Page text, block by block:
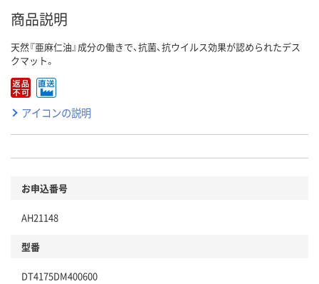
商品説明
天然『亜麻仁油』成分の働きで、抗菌、抗ウイルス効果が認められたデス
クマット。
アイコンの説明
お申込番号
AH21148
型番
DT4175DM400600